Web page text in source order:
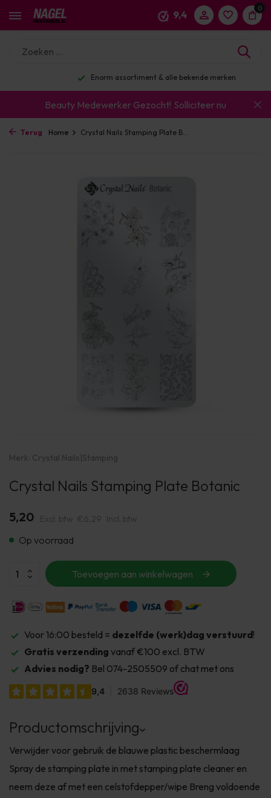
9,4
0
Enorm assortiment & alle bekende merken
Beauty Medewerker Gezocht! Solliciteer nu
Terug Home Crystal Nails Stamping Plate B...
Merk: Crystal Nails|Stamping
Crystal Nails Stamping Plate Botanic
5,20 Excl. btw €6,29 Incl. btw
Op voorraad
Toevoegen aan winkelwagen
Voor 16:00 besteld = dezelfde (werk)dag verstuurd!
Gratis verzending vanaf €100 excl. BTW
Advies nodig? Bel 074-2505509 of chat met ons
Productomschrijving
Verwijder voor gebruik de blauwe plastic beschermlaag
Spray de stamping plate in met stamping plate cleaner en
neem deze af met een celstofdepper/wipe Breng voldoende